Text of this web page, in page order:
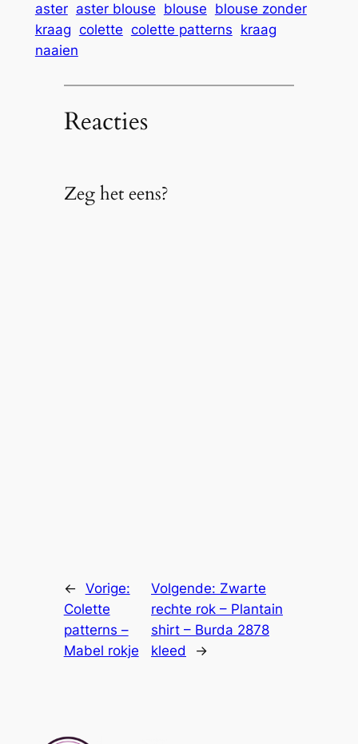
aster aster blouse blouse blouse zonder
kraag colette colette patterns kraag
naaien
Reacties
Zeg het eens?
← Vorige:
Colette
patterns –
Mabel rokje
Volgende: Zwarte
rechte rok – Plantain
shirt – Burda 2878
kleed
→